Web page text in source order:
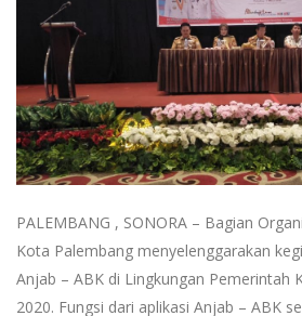
PALEMBANG , SONORA – Bagian
Kota Palembang menyelenggarakan
Anjab – ABK di Lingkungan Pemerintah
2020. Fungsi dari aplikasi Anjab – ABK